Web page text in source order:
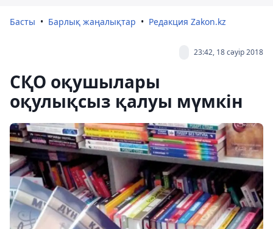
Басты Барлық жаңалықтар Редакция Zakon.kz
23:42, 18 сәуір 2018
СҚО оқушылары
оқулықсыз қалуы мүмкін